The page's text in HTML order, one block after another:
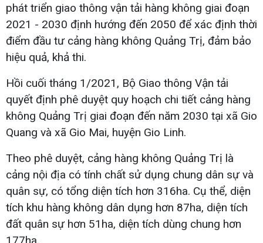
phát triển giao thông vận tải hàng không giai đoạn
2021 - 2030 định hướng đến 2050 để xác định thời
điểm đầu tư cảng hàng không Quảng Trị, đảm bảo
hiệu quả, khả thi.
Hồi cuối tháng 1/2021, Bộ Giao thông Vận tải
quyết định phê duyệt quy hoạch chi tiết cảng hàng
không Quảng Trị giai đoạn đến năm 2030 tại xã Gio
Quang và xã Gio Mai, huyện Gio Linh.
Theo phê duyệt, cảng hàng không Quảng Trị là
cảng nội địa có tính chất sử dụng chung dân sự và
quân sự, có tổng diện tích hơn 316ha. Cụ thể, diện
tích khu hàng không dân dụng hơn 87ha, diện tích
đất quân sự hơn 51ha, diện tích dùng chung hơn
177ha.